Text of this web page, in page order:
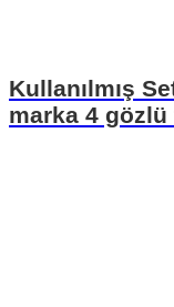
Kullanılmış
marka 4 gözlü